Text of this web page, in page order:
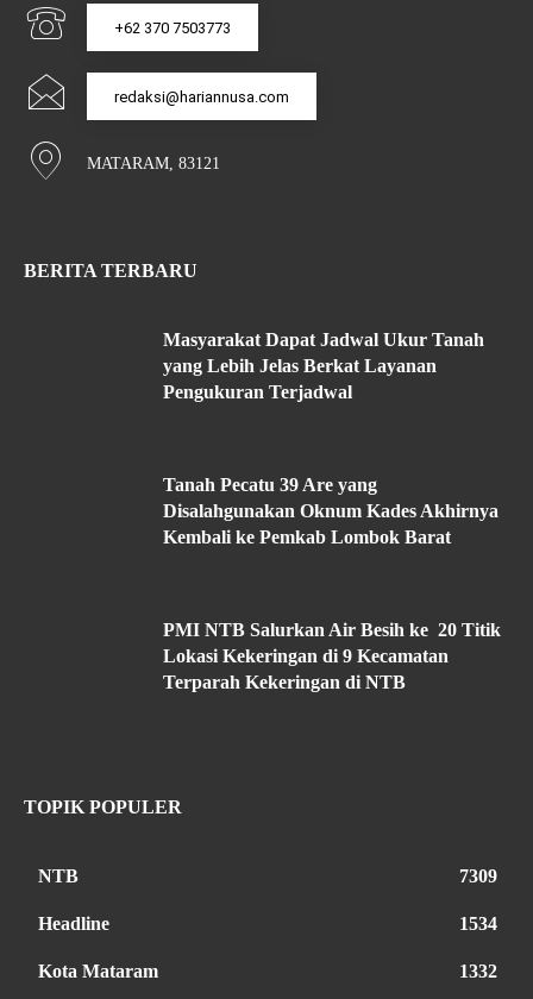
+62 370 7503773
redaksi@hariannusa.com
MATARAM, 83121
BERITA TERBARU
Masyarakat Dapat Jadwal Ukur Tanah
yang Lebih Jelas Berkat Layanan
Pengukuran Terjadwal
Tanah Pecatu 39 Are yang
Disalahgunakan Oknum Kades Akhirnya
Kembali ke Pemkab Lombok Barat
PMI NTB Salurkan Air Besih ke 20 Titik
Lokasi Kekeringan di 9 Kecamatan
Terparah Kekeringan di NTB
TOPIK POPULER
NTB 7309
Headline 1534
Kota Mataram 1332